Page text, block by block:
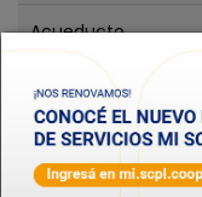
Acueducto
Telefonía e Internet
Sepelios
Energía Eólica